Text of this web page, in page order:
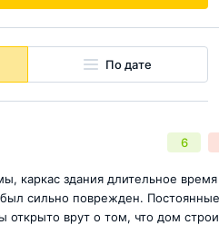
По дате
6
каркас здания длительное время
сильно поврежден. Постоянные
врут о том, что дом